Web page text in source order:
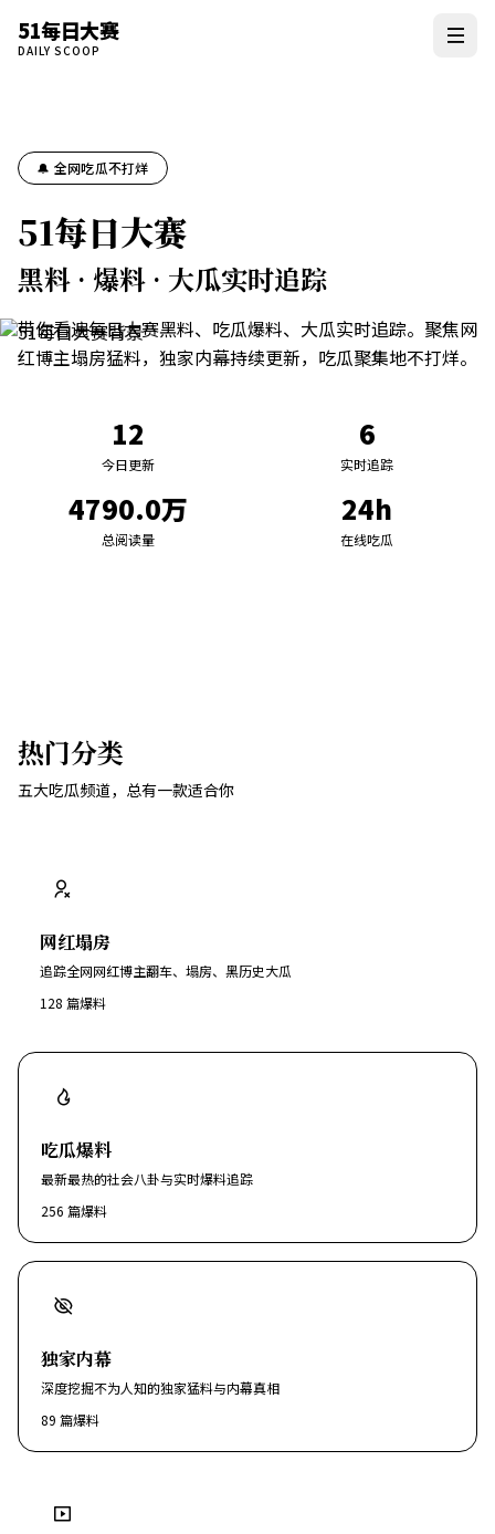
51每日大赛
DAILY SCOOP
🔔 全网吃瓜不打烊
51每日大赛
黑料 · 爆料 · 大瓜实时追踪
带你看遍每日大赛黑料、吃瓜爆料、大瓜实时追踪。聚焦网
红博主塌房猛料，独家内幕持续更新，吃瓜聚集地不打烊。
12
今日更新
6
实时追踪
4790.0万
总阅读量
24h
在线吃瓜
热门分类
五大吃瓜频道，总有一款适合你
网红塌房
追踪全网网红博主翻车、塌房、黑历史大瓜
128 篇爆料
吃瓜爆料
最新最热的社会八卦与实时爆料追踪
256 篇爆料
独家内幕
深度挖掘不为人知的独家猛料与内幕真相
89 篇爆料